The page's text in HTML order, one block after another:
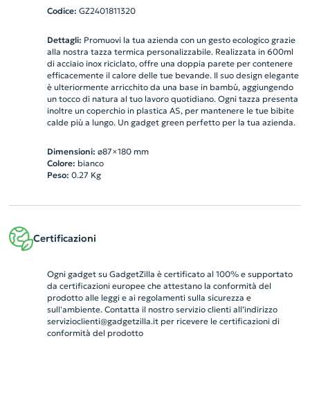
Codice: GZ2401811320
Dettagli: Promuovi la tua azienda con un gesto ecologico grazie
alla nostra tazza termica personalizzabile. Realizzata in 600ml
di acciaio inox riciclato, offre una doppia parete per contenere
efficacemente il calore delle tue bevande. Il suo design elegante
è ulteriormente arricchito da una base in bambù, aggiungendo
un tocco di natura al tuo lavoro quotidiano. Ogni tazza presenta
inoltre un coperchio in plastica AS, per mantenere le tue bibite
calde più a lungo. Un gadget green perfetto per la tua azienda.
Dimensioni: ø87×180 mm
Colore: bianco
Peso: 0.27 Kg
Certificazioni
Ogni gadget su GadgetZilla è certificato al 100% e supportato
da certificazioni europee che attestano la conformità del
prodotto alle leggi e ai regolamenti sulla sicurezza e
sull'ambiente. Contatta il nostro servizio clienti all’indirizzo
servizioclienti@gadgetzilla.itper ricevere le certificazioni di
conformità del prodotto